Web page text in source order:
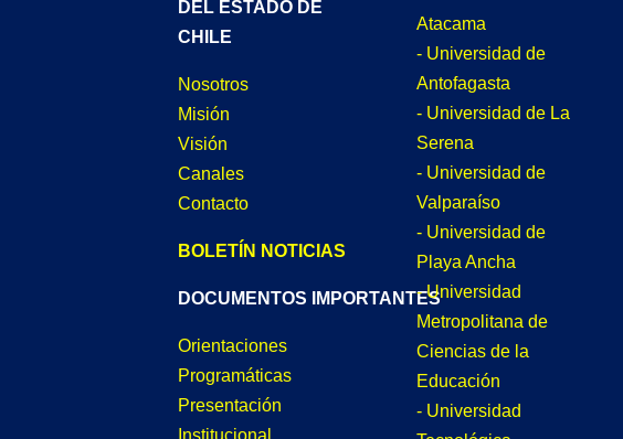
DEL ESTADO DE
CHILE
Nosotros
Misión
Visión
Canales
Contacto
BOLETÍN NOTICIAS
DOCUMENTOS IMPORTANTES
Orientaciones
Programáticas
Presentación
Atacama
- Universidad de
Antofagasta
- Universidad de La
Serena
- Universidad de
Valparaíso
- Universidad de
Playa Ancha
- Universidad
Metropolitana de
Ciencias de la
Educación
- Universidad